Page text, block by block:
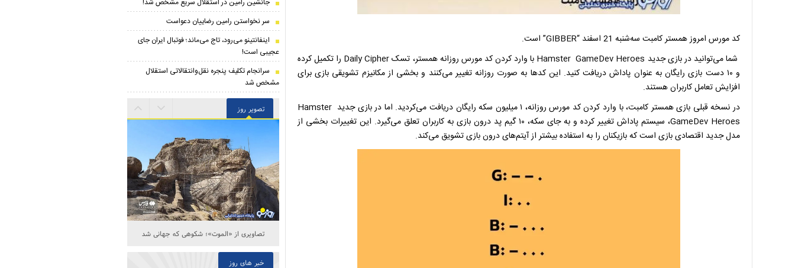
کد مورس امروز همستر کامبت سه‌شنبه 21 اسفند “GIBBER” است.
شما می‌توانید در بازی جدید Hamster GameDev Heroes با وارد کردن کد مورس روزانه همستر، تسک Daily Cipher را تکمیل کرده
و ۱۰ دست بازی رایگان به ‌عنوان پاداش دریافت کنید. این کدها به‌ صورت روزانه تغییر می‌کنند و بخشی از مکانیزم تشویقی بازی برای
افزایش تعامل کاربران هستند.
در نسخه قبلی بازی همستر کامبت، با وارد کردن کد مورس روزانه، ۱ میلیون سکه رایگان دریافت می‌کردید. اما در بازی جدید Hamster
GameDev Heroes، سیستم پاداش تغییر کرده و به جای سکه، ۱۰ گیم پد درون بازی به کاربران تعلق می‌گیرد. این تغییرات بخشی از
مدل جدید اقتصادی بازی است که بازیکنان را به استفاده بیشتر از آیتم‌های درون بازی تشویق می‌کند.
جانشین رامین در استقلال سریع مشخص شد!
سر نخواستن رامین رضاییان دعواست
اینفانتینو می‌رود، تاج می‌ماند؛ فوتبال ایران جای
عجیبی است!
سرانجام تکلیف پنجره نقل‌وانتقالاتی استقلال
مشخص شد
تصویر روز
تصاویری از «الموت»؛ شکوهی که جهانی شد
خبر های روز